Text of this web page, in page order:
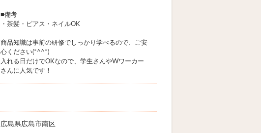
■備考
・茶髪・ピアス・ネイルOK
商品知識は事前の研修でしっかり学べるので、ご安
心ください(*^^*)
入れる日だけでOKなので、学生さんやWワーカー
さんに人気です！
広島県広島市南区